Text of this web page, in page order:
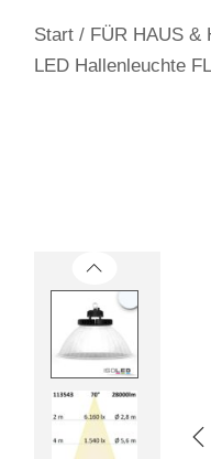
Start / FÜR HAUS &
LED Hallenleuchte